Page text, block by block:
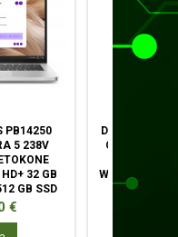
PB14250
5 238V
32 GB
GB SSD
€
DELL PRO
CORE™ I5 I5-
WINDOWS 11
MINI